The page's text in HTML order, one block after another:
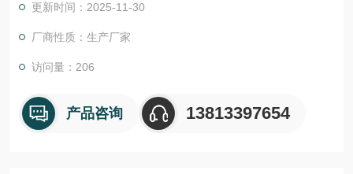
更新时间：2025-11-30
厂商性质：生产厂家
访问量：206
产品咨询 13813397654